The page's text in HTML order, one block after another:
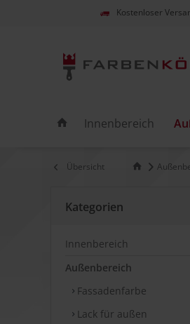
Kostenloser
Innenbereich
Übersicht
Kategorien
Innenbereich
Außenbereich
Fassadenfarbe
Lack für außen